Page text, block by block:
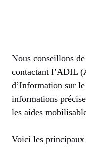
Nous conseillons
contactant l’ADIL
d’Information sur
informations
les aides
Voici les principaux